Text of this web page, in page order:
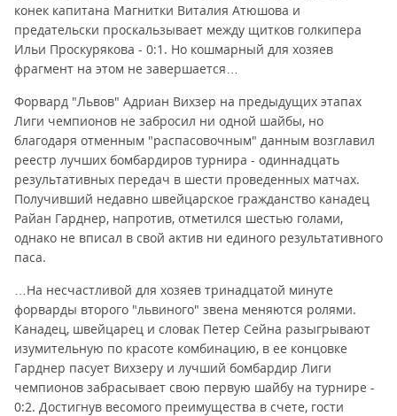
конек капитана Магнитки Виталия Атюшова и
предательски проскальзывает между щитков голкипера
Ильи Проскурякова - 0:1. Но кошмарный для хозяев
фрагмент на этом не завершается…
Форвард "Львов" Адриан Вихзер на предыдущих этапах
Лиги чемпионов не забросил ни одной шайбы, но
благодаря отменным "распасовочным" данным возглавил
реестр лучших бомбардиров турнира - одиннадцать
результативных передач в шести проведенных матчах.
Получивший недавно швейцарское гражданство канадец
Райан Гарднер, напротив, отметился шестью голами,
однако не вписал в свой актив ни единого результативного
паса.
…На несчастливой для хозяев тринадцатой минуте
форварды второго "львиного" звена меняются ролями.
Канадец, швейцарец и словак Петер Сейна разыгрывают
изумительную по красоте комбинацию, в ее концовке
Гарднер пасует Вихзеру и лучший бомбардир Лиги
чемпионов забрасывает свою первую шайбу на турнире -
0:2. Достигнув весомого преимущества в счете, гости